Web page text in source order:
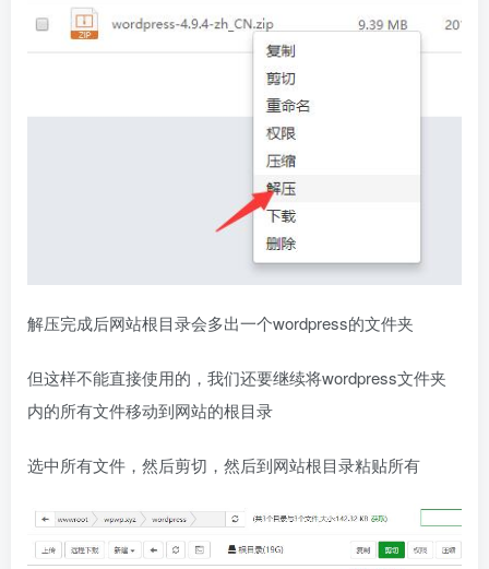
解压完成后网站根目录会多出一个wordpress的文件夹
但这样不能直接使用的，我们还要继续将wordpress文件夹
内的所有文件移动到网站的根目录
选中所有文件，然后剪切，然后到网站根目录粘贴所有